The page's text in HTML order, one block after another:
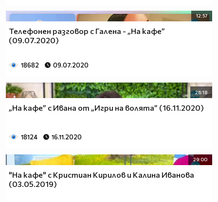
12:57
Телефонен разговор с Галена - „На кафе”
(09.07.2020)
18682 09.07.2020
26:18
„На кафе” с Ивана от „Игри на волята” (16.11.2020)
18124 16.11.2020
29:00
"На кафе" с Кристиан Кирилов и Калина Иванова
(03.05.2019)